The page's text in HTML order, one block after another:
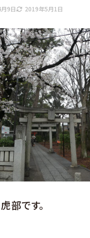
9日 2019年5月1日
部です。